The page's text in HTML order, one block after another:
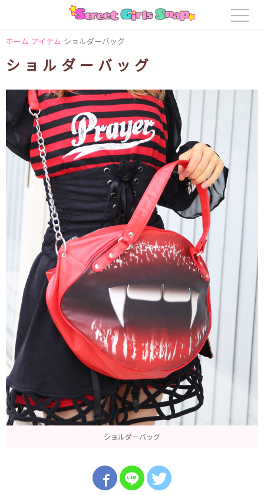
ホーム アイテム ショルダーバッグ
ショルダーバッグ
ショルダーバッグ